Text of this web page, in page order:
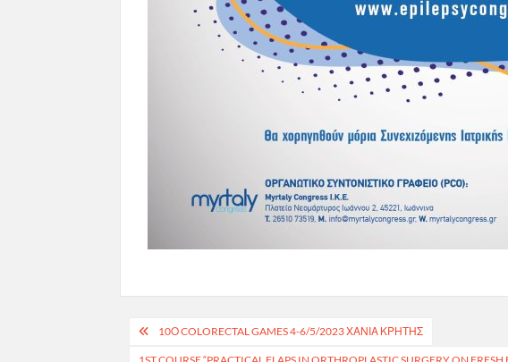
Πλοήγηση
10Ο COLORECTAL GAMES 4-6/5/2023 ΧΑΝΙΑ ΚΡΗΤΗΣ